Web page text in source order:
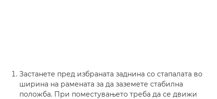
Застанете пред избраната заднина со стапалата во
ширина на рамената за да заземете стабилна
положба. При поместувањето треба да се движи